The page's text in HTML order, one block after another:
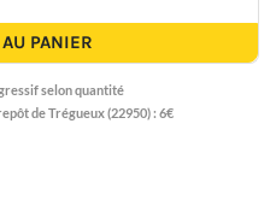
PANIER
selon quantité
de Trégueux (22950) : 6€